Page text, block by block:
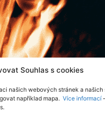
Souhlas s cookies
našich webových stránek a našich
například mapa. Více informací